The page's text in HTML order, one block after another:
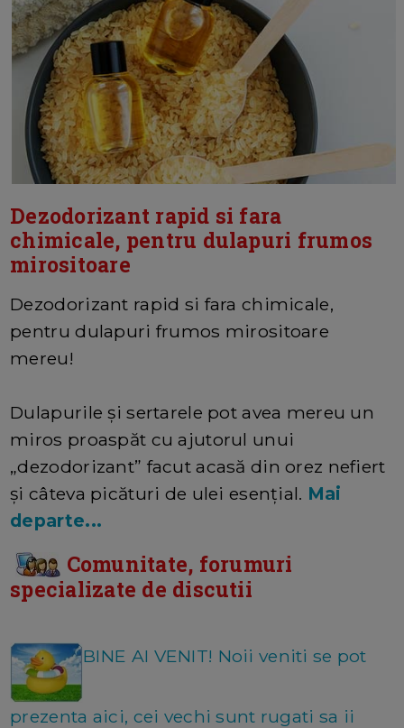
Dezodorizant rapid si fara
chimicale, pentru dulapuri frumos
mirositoare
Dezodorizant rapid si fara chimicale,
pentru dulapuri frumos mirositoare
mereu!
Dulapurile și sertarele pot avea mereu un
miros proaspăt cu ajutorul unui
„dezodorizant” facut acasă din orez nefiert
și câteva picături de ulei esențial. Mai
departe...
Comunitate, forumuri
specializate de discutii
BINE AI VENIT! Noii veniti se pot
prezenta aici, cei vechi sunt rugati sa ii